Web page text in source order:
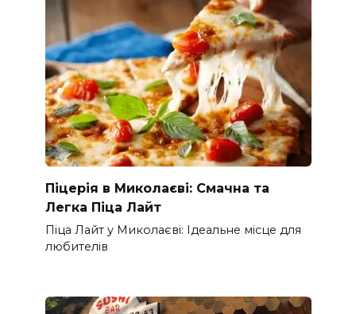
Піцерія в Миколаєві: Смачна та
Легка Піца Лайт
Піца Лайт у Миколаєві: Ідеальне місце для
любителів